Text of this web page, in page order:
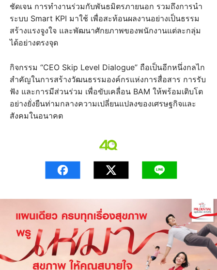
ชัดเจน การทำงานร่วมกับพันธมิตรภายนอก รวมถึงการนำ
ระบบ Smart KPI มาใช้ เพื่อสะท้อนผลงานอย่างเป็นธรรม
สร้างแรงจูงใจ และพัฒนาศักยภาพของพนักงานแต่ละกลุ่ม
ได้อย่างตรงจุด
กิจกรรม “CEO Skip Level Dialogue” ถือเป็นอีกหนึ่งกลไก
สำคัญในการสร้างวัฒนธรรมองค์กรแห่งการสื่อสาร การรับ
ฟัง และการมีส่วนร่วม เพื่อขับเคลื่อน BAM ให้พร้อมเติบโต
อย่างยั่งยืนท่ามกลางความเปลี่ยนแปลงของเศรษฐกิจและ
สังคมในอนาคต